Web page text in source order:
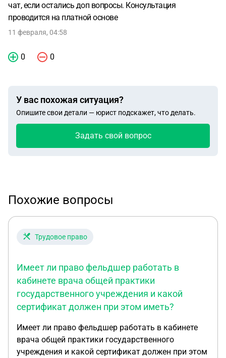
чат, если остались доп вопросы. Консультация
проводится на платной основе
11 февраля, 04:58
0 0
У вас похожая ситуация?
Опишите свои детали — юрист подскажет, что делать.
Задать свой вопрос
Похожие вопросы
Трудовое право
Имеет ли право фельдшер работать в
кабинете врача общей практики
государственного учреждения и какой
сертификат должен при этом иметь?
Имеет ли право фельдшер работать в кабинете
врача общей практики государственного
учреждения и какой сертификат должен при этом